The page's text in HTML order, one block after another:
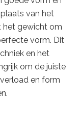
van het
het gewicht om
vorm. Dit
en het
om de juiste
en form